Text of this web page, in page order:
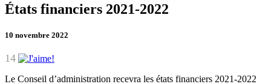
États financiers 2021-2022
10 novembre 2022
14
Le Conseil d’administration recevra les états financiers 2021-2022